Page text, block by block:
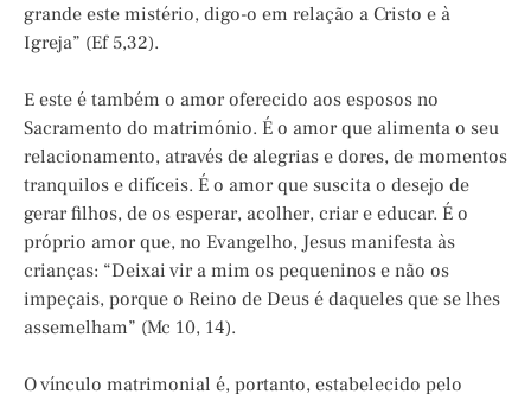
grande este mistério, digo-o em relação a Cristo e à
Igreja” (Ef 5,32).
E este é também o amor oferecido aos esposos no
Sacramento do matrimónio. É o amor que alimenta o seu
relacionamento, através de alegrias e dores, de momentos
tranquilos e difíceis. É o amor que suscita o desejo de
gerar filhos, de os esperar, acolher, criar e educar. É o
próprio amor que, no Evangelho, Jesus manifesta às
crianças: “Deixai vir a mim os pequeninos e não os
impeçais, porque o Reino de Deus é daqueles que se lhes
assemelham” (Mc 10, 14).
O vínculo matrimonial é, portanto, estabelecido pelo